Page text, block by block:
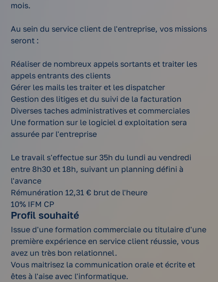
mois.
Au sein du service client de l'entreprise, vos missions
seront :
Réaliser de nombreux appels sortants et traiter les
appels entrants des clients
Gérer les mails les traiter et les dispatcher
Gestion des litiges et du suivi de la facturation
Diverses taches administratives et commerciales
Une formation sur le logiciel d exploitation sera
assurée par l'entreprise
Le travail s'effectue sur 35h du lundi au vendredi
entre 8h30 et 18h, suivant un planning défini à
l'avance
Rémunération 12,31 € brut de l'heure
10% IFM CP
Profil souhaité
Issue d'une formation commerciale ou titulaire d'une
première expérience en service client réussie, vous
avez un très bon relationnel.
Vous maitrisez la communication orale et écrite et
êtes à l'aise avec l'informatique.